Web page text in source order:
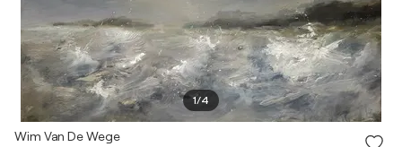
1/4
Wim Van De Wege